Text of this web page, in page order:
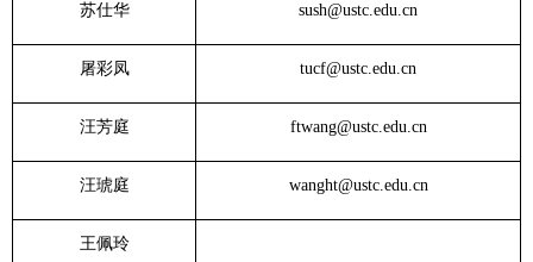
苏仕华 sush@ustc.edu.cn
屠彩凤 tucf@ustc.edu.cn
汪芳庭 ftwang@ustc.edu.cn
汪琥庭 wanght@ustc.edu.cn
王佩玲